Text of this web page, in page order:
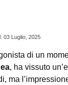
03 Luglio, 2025
di un
, ha vissuto
ma